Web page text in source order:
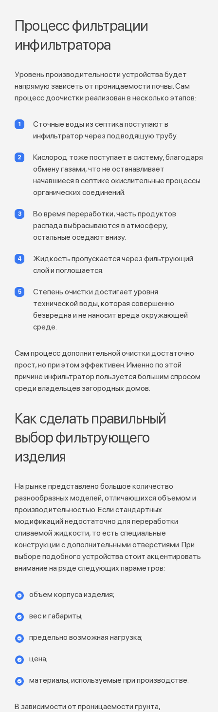
Процесс фильтрации
инфильтратора
Уровень производительности устройства будет
напрямую зависеть от проницаемости почвы. Сам
процесс доочистки реализован в несколько этапов:
Сточные воды из септика поступают в
инфильтратор через подводящую трубу.
Кислород тоже поступает в систему, благодаря
обмену газами, что не останавливает
начавшиеся в септике окислительные процессы
органических соединений.
Во время переработки, часть продуктов
распада выбрасываются в атмосферу,
остальные оседают внизу.
Жидкость пропускается через фильтрующий
слой и поглощается.
Степень очистки достигает уровня
технической воды, которая совершенно
безвредна и не наносит вреда окружающей
среде.
Сам процесс дополнительной очистки достаточно
прост, но при этом эффективен. Именно по этой
причине инфильтратор пользуется большим спросом
среди владельцев загородных домов.
Как сделать правильный
выбор фильтрующего
изделия
На рынке представлено большое количество
разнообразных моделей, отличающихся объемом и
производительностью. Если стандартных
модификаций недостаточно для переработки
сливаемой жидкости, то есть специальные
конструкции с дополнительными отверстиями. При
выборе подобного устройства стоит акцентировать
внимание на ряде следующих параметров:
объем корпуса изделия;
вес и габариты;
предельно возможная нагрузка;
цена;
материалы, используемые при производстве.
В зависимости от проницаемости грунта,